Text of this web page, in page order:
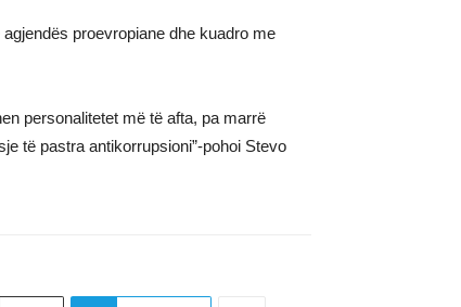
proevropiane dhe kuadro me
personalitetet më të afta, pa marrë
të pastra antikorrupsioni”-pohoi Stevo